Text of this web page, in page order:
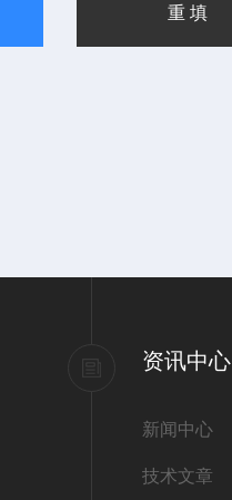
资讯中心
新闻中心
技术文章